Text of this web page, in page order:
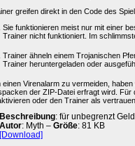
greifen direkt in den Code des
Sie funktionieren meist nur mit einer
Trainer nicht funktioniert. Im
Trainer ähneln einem Trojanischen
Trainer heruntergeladen oder
einen Virenalarm zu vermeiden,
der ZIP-Datei erfragt wird.
oder den Trainer als
Beschreibung: für unbegrenzt
Autor: Myth – Größe: 81 KB
[Download]